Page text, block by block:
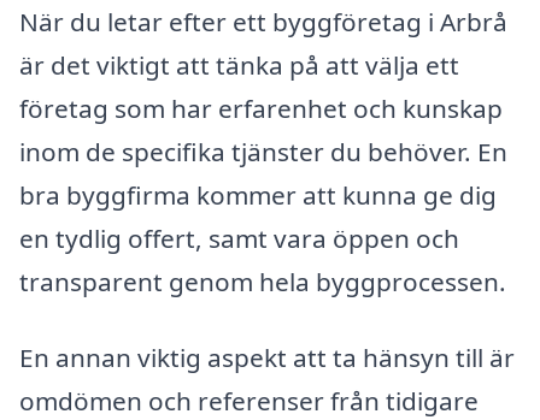
När du letar efter ett byggföretag i Arbrå
är det viktigt att tänka på att välja ett
företag som har erfarenhet och kunskap
inom de specifika tjänster du behöver. En
bra byggfirma kommer att kunna ge dig
en tydlig offert, samt vara öppen och
transparent genom hela byggprocessen.
En annan viktig aspekt att ta hänsyn till är
omdömen och referenser från tidigare